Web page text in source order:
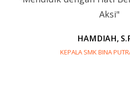
Aksi"
HAMDIAH,
KEPALA SMK BINA